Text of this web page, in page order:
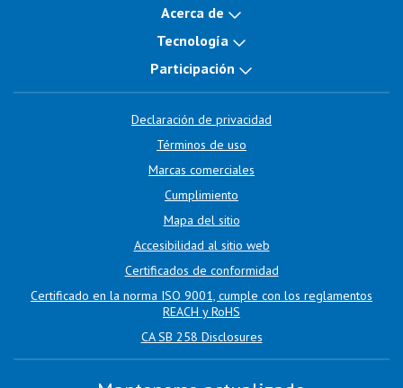
Acerca de
Tecnología
Participación
Declaración de privacidad
Términos de uso
Marcas comerciales
Cumplimiento
Mapa del sitio
Accesibilidad al sitio web
Certificados de conformidad
Certificado en la norma ISO 9001, cumple con los reglamentos
REACH y RoHS
CA SB 258 Disclosures